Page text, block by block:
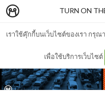
เราใช้คุ๊กกี้บนเว็บไซต์ของเรา กรุ
เพื่อใช้บริการเว็บไซต์
TURN ON